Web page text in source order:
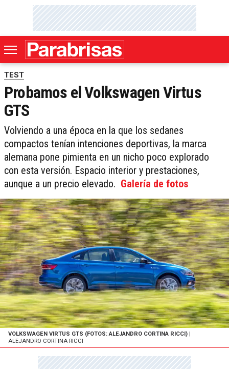
TEST
Probamos el Volkswagen Virtus
GTS
Volviendo a una época en la que los sedanes
compactos tenían intenciones deportivas, la marca
alemana pone pimienta en un nicho poco explorado
con esta versión. Espacio interior y prestaciones,
aunque a un precio elevado. Galería de fotos
VOLKSWAGEN VIRTUS GTS (FOTOS: ALEJANDRO CORTINA RICCI)
ALEJANDRO CORTINA RICCI